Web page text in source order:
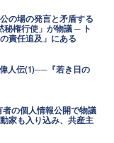
の場の発言と矛盾する
秘権行使」が物議 ─ ト
責任追及」にある
人伝(1)──『若き日の
の個人情報公開で物議
家も入り込み、共産主